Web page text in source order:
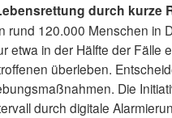
durch kurze
rund 120.000 Menschen in
etwa in der Hälfte der Fälle
überleben.
Die
durch digitale